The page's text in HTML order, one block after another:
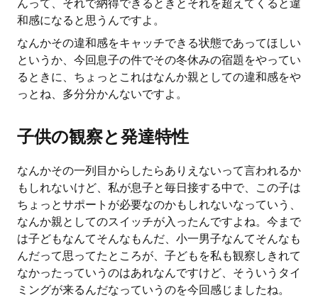
んって、それで納得できるときとそれを超えてくると違
和感になると思うんですよ。
なんかその違和感をキャッチできる状態であってほしい
というか、今回息子の件でその冬休みの宿題をやってい
るときに、ちょっとこれはなんか親としての違和感をや
っとね、多分分かんないですよ。
子供の観察と発達特性
なんかその一列目からしたらありえないって言われるか
もしれないけど、私が息子と毎日接する中で、この子は
ちょっとサポートが必要なのかもしれないなっていう、
なんか親としてのスイッチが入ったんですよね。今まで
は子どもなんてそんなもんだ、小一男子なんてそんなも
んだって思ってたところが、子どもを私も観察しきれて
なかったっていうのはあれなんですけど、そういうタイ
ミングが来るんだなっていうのを今回感じましたね。